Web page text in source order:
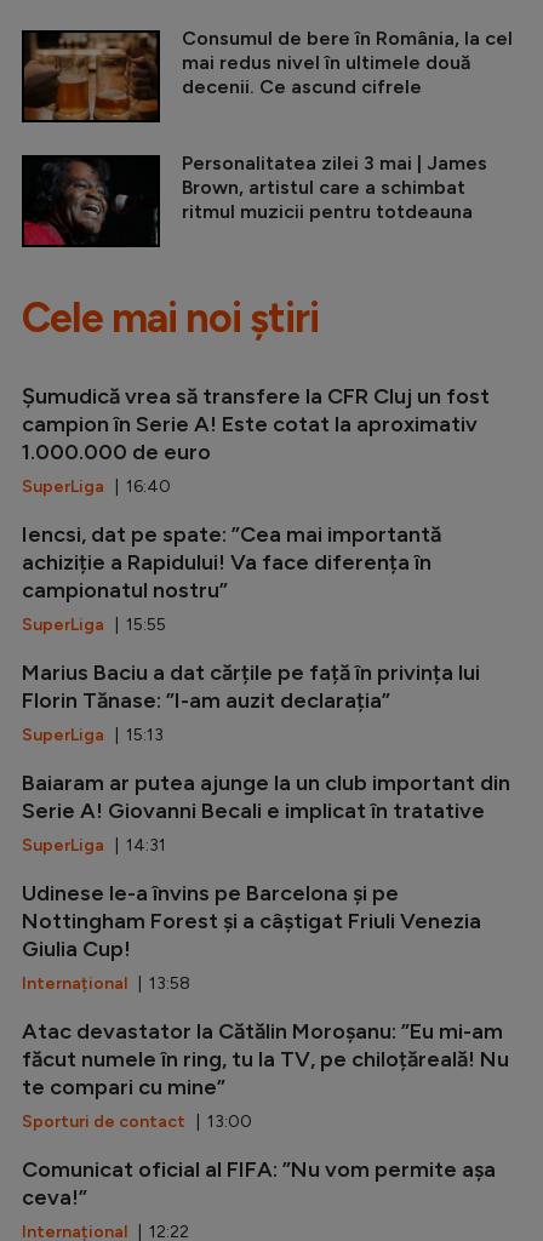
Consumul de bere în România, la cel
mai redus nivel în ultimele două
decenii. Ce ascund cifrele
Personalitatea zilei 3 mai | James
Brown, artistul care a schimbat
ritmul muzicii pentru totdeauna
Cele mai noi știri
Șumudică vrea să transfere la CFR Cluj un fost
campion în Serie A! Este cotat la aproximativ
1.000.000 de euro
SuperLiga | 16:40
Iencsi, dat pe spate: ”Cea mai importantă
achiziție a Rapidului! Va face diferența în
campionatul nostru”
SuperLiga | 15:55
Marius Baciu a dat cărțile pe față în privința lui
Florin Tănase: ”I-am auzit declarația”
SuperLiga | 15:13
Baiaram ar putea ajunge la un club important din
Serie A! Giovanni Becali e implicat în tratative
SuperLiga | 14:31
Udinese le-a învins pe Barcelona și pe
Nottingham Forest și a câștigat Friuli Venezia
Giulia Cup!
Internațional | 13:58
Atac devastator la Cătălin Moroșanu: ”Eu mi-am
făcut numele în ring, tu la TV, pe chiloțăreală! Nu
te compari cu mine”
Sporturi de contact | 13:00
Comunicat oficial al FIFA: ”Nu vom permite așa
ceva!”
Internațional | 12:22